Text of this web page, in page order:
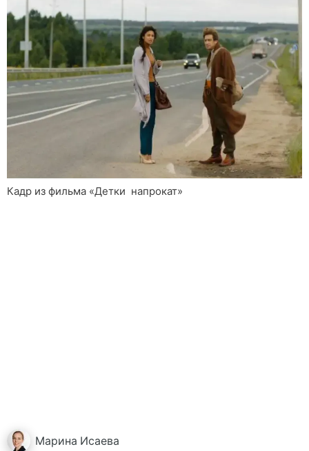
Кадр из фильма «Детки напрокат»
Марина Исаева